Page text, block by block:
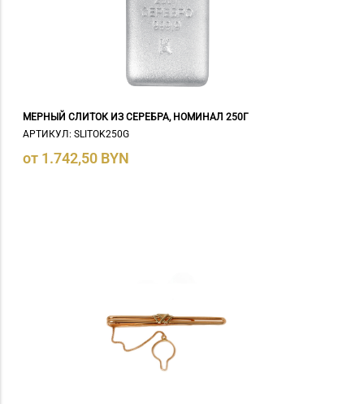
МЕРНЫЙ СЛИТОК ИЗ СЕРЕБРА, НОМИНАЛ 250Г
АРТИКУЛ: SLITOK250G
от 1.742,50 BYN